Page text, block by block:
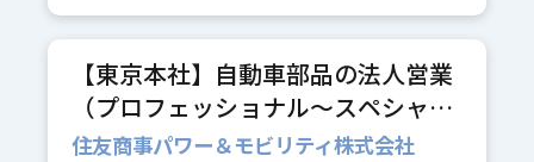
【東京本社】自動車部品の法人営業
（プロフェッショナル～スペシャリ
スト職）
住友商事パワー＆モビリティ株式会社